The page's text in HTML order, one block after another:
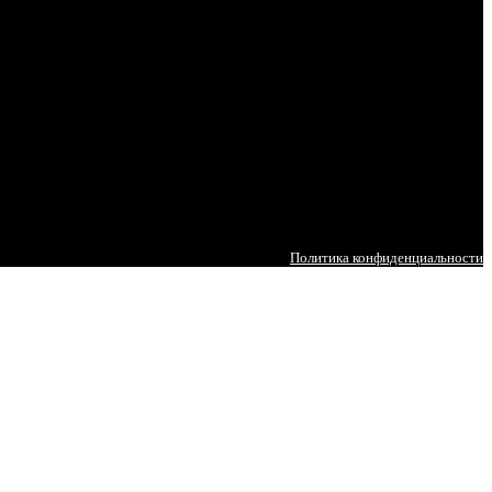
Политика конфиденциальности